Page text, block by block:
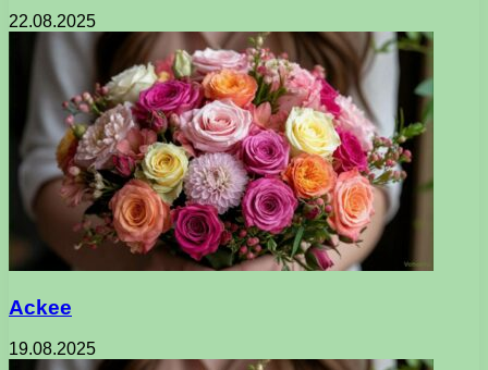
22.08.2025
Ackee
19.08.2025